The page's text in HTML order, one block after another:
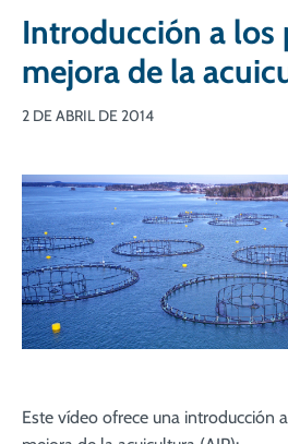
Introducción a los
mejora de la
2 DE ABRIL DE 2014
Este vídeo ofrece una introducción